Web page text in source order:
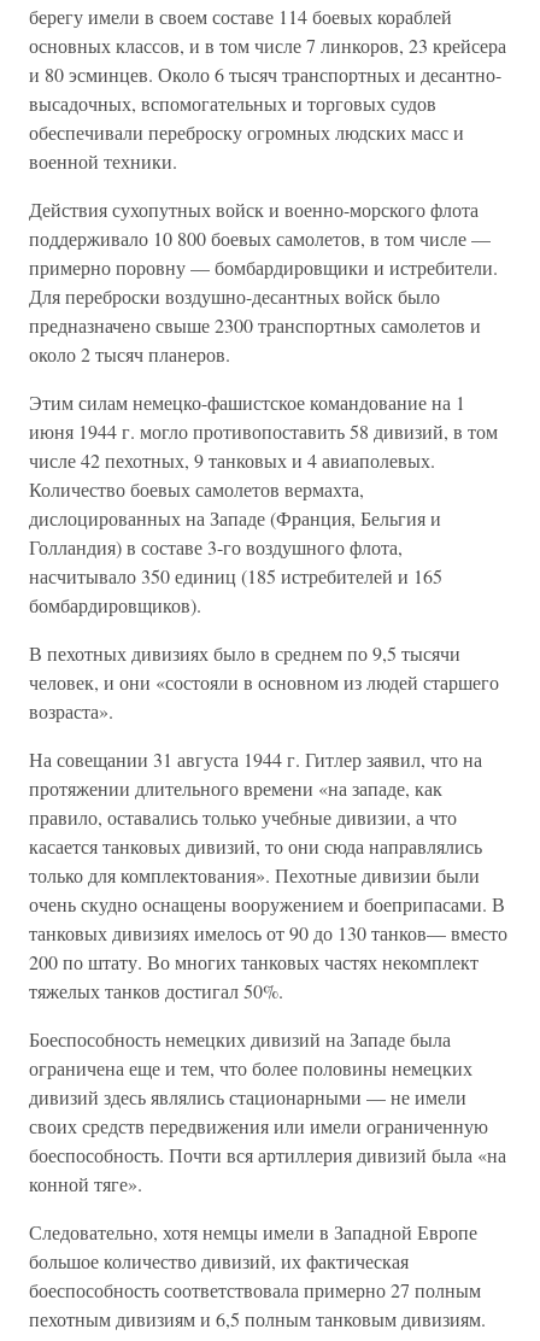
берегу имели в своем составе 114 боевых кораблей
основных классов, и в том числе 7 линкоров, 23 крейсера
и 80 эсминцев. Около 6 тысяч транспортных и десантно-
высадочных, вспомогательных и торговых судов
обеспечивали переброску огромных людских масс и
военной техники.
Действия сухопутных войск и военно-морского флота
поддерживало 10 800 боевых самолетов, в том числе —
примерно поровну — бомбардировщики и истребители.
Для переброски воздушно-десантных войск было
предназначено свыше 2300 транспортных самолетов и
около 2 тысяч планеров.
Этим силам немецко-фашистское командование на 1
июня 1944 г. могло противопоставить 58 дивизий, в том
числе 42 пехотных, 9 танковых и 4 авиаполевых.
Количество боевых самолетов вермахта,
дислоцированных на Западе (Франция, Бельгия и
Голландия) в составе 3-го воздушного флота,
насчитывало 350 единиц (185 истребителей и 165
бомбардировщиков).
В пехотных дивизиях было в среднем по 9,5 тысячи
человек, и они «состояли в основном из людей старшего
возраста».
На совещании 31 августа 1944 г. Гитлер заявил, что на
протяжении длительного времени «на западе, как
правило, оставались только учебные дивизии, а что
касается танковых дивизий, то они сюда направлялись
только для комплектования». Пехотные дивизии были
очень скудно оснащены вооружением и боеприпасами. В
танковых дивизиях имелось от 90 до 130 танков— вместо
200 по штату. Во многих танковых частях некомплект
тяжелых танков достигал 50%.
Боеспособность немецких дивизий на Западе была
ограничена еще и тем, что более половины немецких
дивизий здесь являлись стационарными — не имели
своих средств передвижения или имели ограниченную
боеспособность. Почти вся артиллерия дивизий была «на
конной тяге».
Следовательно, хотя немцы имели в Западной Европе
большое количество дивизий, их фактическая
боеспособность соответствовала примерно 27 полным
пехотным дивизиям и 6,5 полным танковым дивизиям.